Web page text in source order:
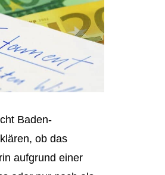
Baden-
ob das
aufgrund einer